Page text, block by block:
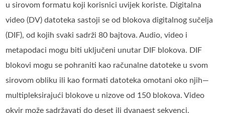
u sirovom formatu koji korisnici uvijek koriste. Digitalna
video (DV) datoteka sastoji se od blokova digitalnog sučelja
(DIF), od kojih svaki sadrži 80 bajtova. Audio, video i
metapodaci mogu biti uključeni unutar DIF blokova. DIF
blokovi mogu se pohraniti kao računalne datoteke u svom
sirovom obliku ili kao formati datoteka omotani oko njih—
multipleksirajući blokove u nizove od 150 blokova. Video
okvir može sadržavati do deset ili dvanaest sekvenci.